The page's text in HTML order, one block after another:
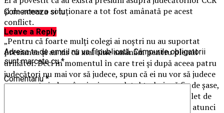
şi de aceea o soluţionare a tot fost amânată pe acest
conflict.
„Pentru că foarte mulţi colegi ai noştri nu au suportat
presiunea şi au zis că mai bine amânăm pentru plenul
următor. Deci în momentul în care trei şi după aceea patru
judecători nu mai vor să judece, spun că ei nu vor să judece
nu se poate judeca în cinci, completul trebuie să fie de şase,
iar soluţia trebuie să fie de cinci la unu, dacă e complet de
şase, ori în completul de cinci nu se poate judeca. Şi atunci
Comenteaza si tu
Leave a Reply
Adresa ta de email nu va fi publicată. Câmpurile obligatorii
sunt marcate cu*
Comentariu*